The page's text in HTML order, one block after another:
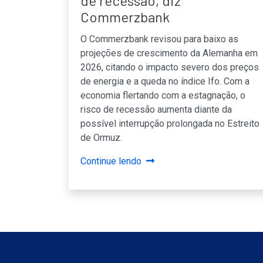
Commerzbank
O Commerzbank revisou para baixo as
projeções de crescimento da Alemanha em
2026, citando o impacto severo dos preços
de energia e a queda no índice Ifo. Com a
economia flertando com a estagnação, o
risco de recessão aumenta diante da
possível interrupção prolongada no Estreito
de Ormuz.
Continue lendo